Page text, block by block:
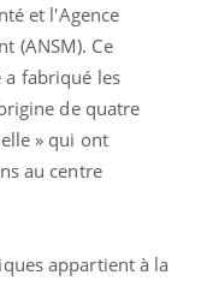
et l'Agence
(ANSM). Ce
fabriqué les
de quatre
» qui ont
au centre
appartient à la